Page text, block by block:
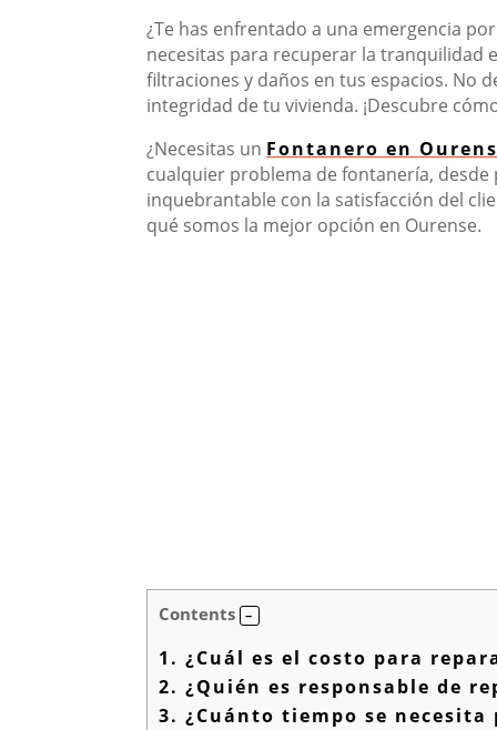
¿Te has enfrentado a una emergencia
necesitas para recuperar la tranquilidad
filtraciones y daños en tus espacios. No
integridad de tu vivienda. ¡Descubre
¿Necesitas un Fontanero en
cualquier problema de fontanería,
inquebrantable con la satisfacción del
qué somos la mejor opción en Ourense.
Contents
1. ¿Cuál es el costo para
2. ¿Quién es responsable de
3. ¿Cuánto tiempo se